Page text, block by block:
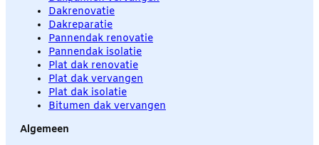
Dakrenovatie
Dakreparatie
Pannendak renovatie
Pannendak isolatie
Plat dak renovatie
Plat dak vervangen
Plat dak isolatie
Bitumen dak vervangen
Algemeen